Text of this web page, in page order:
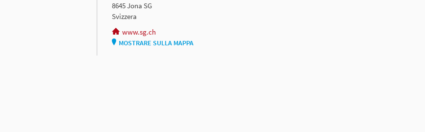
8645 Jona SG
Svizzera
www.sg.ch
MOSTRARE SULLA MAPPA